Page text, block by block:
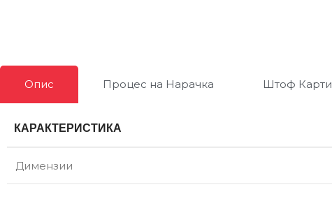
Опис Процес на Нарачка Штоф Карти
КАРАКТЕРИСТИКА
Димензии